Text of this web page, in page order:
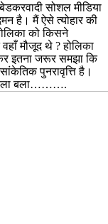
सोशल मीडिया
है। मैं ऐसे त्योहार की
को किसने
मौजूद थे ? होलिका
इतना जरूर समझा कि
पुनरावृत्ति है।
बला बला……….